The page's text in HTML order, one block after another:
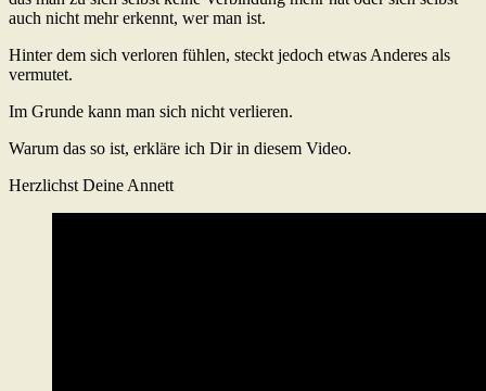
auch nicht mehr erkennt, wer man ist.
Hinter dem sich verloren fühlen, steckt jedoch etwas Anderes als
vermutet.
Im Grunde kann man sich nicht verlieren.
Warum das so ist, erkläre ich Dir in diesem Video.
Herzlichst Deine Annett